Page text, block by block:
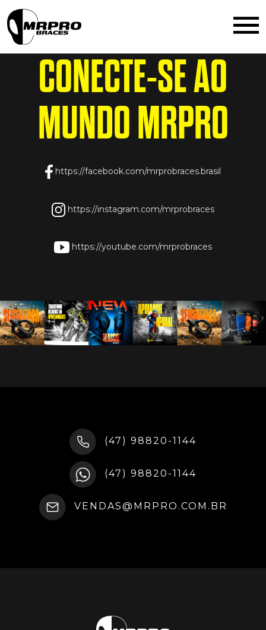
CONECTE-SE AO
MUNDO MRPRO
https://facebook.com/mrprobraces.brasil
https://instagram.com/mrprobraces
https://youtube.com/mrprobraces
(47) 98820-1144
(47) 98820-1144
VENDAS@MRPRO.COM.BR